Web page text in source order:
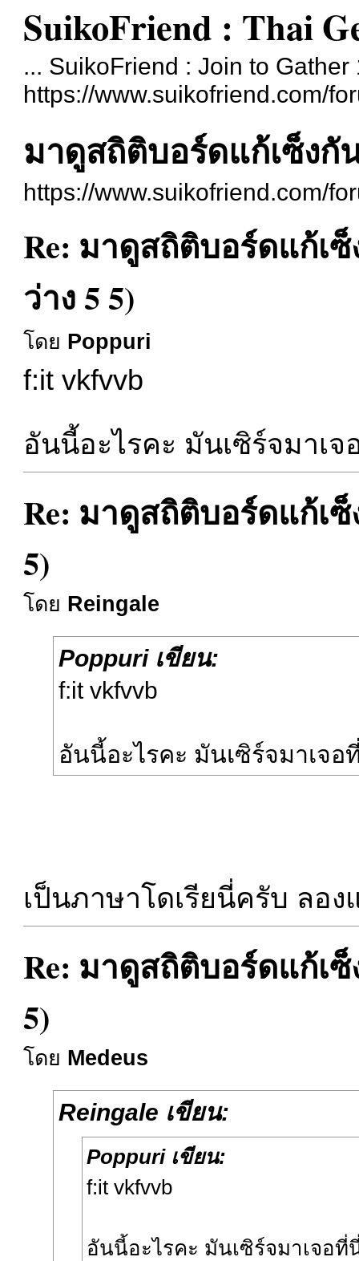
SuikoFriend : Thai
... SuikoFriend : Join to
https://www.suikofriend.com/
มาดูสถิติบอร์ดแก้เซ็งกั
https://www.suikofriend.com/
Re: มาดูสถิติบอร์ดแก้เ
ว่าง 5 5)
โดย Poppuri
f:it vkfvvb
อันนี้อะไรคะ มันเซิร์จมาเจ
Re: มาดูสถิติบอร์ดแก้เ
5)
โดย Reingale
Poppuri เขียน:
f:it vkfvvb
อันนี้อะไรคะ มันเซิร์จมาเจอ
เป็นภาษาโดเรียนี่ครับ ลอ
Re: มาดูสถิติบอร์ดแก้เ
5)
โดย Medeus
Reingale เขียน:
Poppuri เขียน:
f:it vkfvvb
อันนี้อะไรคะ มันเซิร์จมาเจอที่